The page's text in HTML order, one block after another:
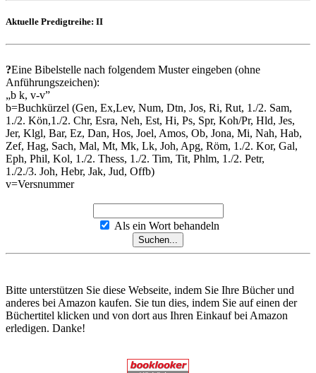
Aktuelle Predigtreihe: II
?Eine Bibelstelle nach folgendem Muster eingeben (ohne
Anführungszeichen):
„b k, v-v”
b=Buchkürzel (Gen, Ex,Lev, Num, Dtn, Jos, Ri, Rut, 1./2. Sam,
1./2. Kön,1./2. Chr, Esra, Neh, Est, Hi, Ps, Spr, Koh/Pr, Hld, Jes,
Jer, Klgl, Bar, Ez, Dan, Hos, Joel, Amos, Ob, Jona, Mi, Nah, Hab,
Zef, Hag, Sach, Mal, Mt, Mk, Lk, Joh, Apg, Röm, 1./2. Kor, Gal,
Eph, Phil, Kol, 1./2. Thess, 1./2. Tim, Tit, Phlm, 1./2. Petr,
1./2./3. Joh, Hebr, Jak, Jud, Offb)
v=Versnummer
Als ein Wort behandeln
Bitte unterstützen Sie diese Webseite, indem Sie Ihre Bücher und
anderes bei Amazon kaufen. Sie tun dies, indem Sie auf einen der
Büchertitel klicken und von dort aus Ihren Einkauf bei Amazon
erledigen. Danke!